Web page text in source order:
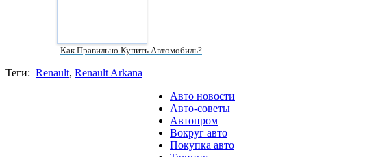
Как Правильно Купить Автомобиль?
Теги: Renault, Renault Arkana
Авто новости
Авто-советы
Автопром
Вокруг авто
Покупка авто